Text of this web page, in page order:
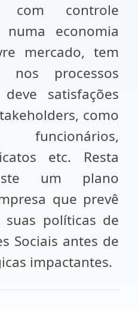
com controle
economia
mercado, tem
nos processos
satisfações
como
funcionários,
etc. Resta
um plano
que prevê
políticas de
Sociais antes de
impactantes.